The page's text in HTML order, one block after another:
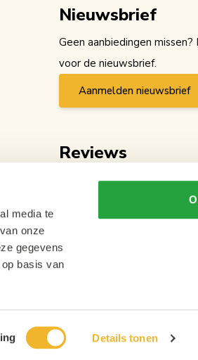
media te
onze
gegevens
basis van
Details tonen
Nieuwsbrief
Geen aanbiedingen missen?
voor de nieuwsbrief.
Aanmelden nieuwsbrief
Reviews